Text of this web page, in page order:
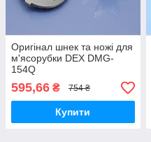
Оригінал шнек та ножі для
м'ясорубки DEX DMG-
154Q
595,66 ₴ 754 ₴
Купити